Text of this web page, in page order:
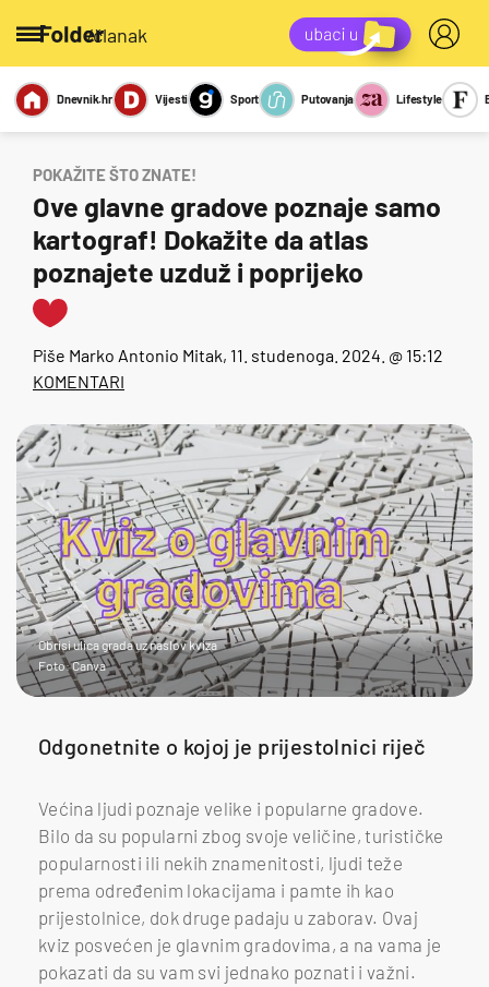
/članak
Miks Kviz
Report
Sexy
Dnevnik.hr Vijesti Sport Putovanja Lifestyle
POKAŽITE ŠTO ZNATE!
Ove glavne gradove poznaje samo
kartograf! Dokažite da atlas
poznajete uzduž i poprijeko
Piše Marko Antonio Mitak, 11. studenoga. 2024. @ 15:12
KOMENTARI
Obrisi ulica grada uz naslov kviza
Foto: Canva
Odgonetnite o kojoj je prijestolnici riječ
Većina ljudi poznaje velike i popularne gradove.
Bilo da su popularni zbog svoje veličine, turističke
popularnosti ili nekih znamenitosti, ljudi teže
prema određenim lokacijama i pamte ih kao
prijestolnice, dok druge padaju u zaborav. Ovaj
kviz posvećen je glavnim gradovima, a na vama je
pokazati da su vam svi jednako poznati i važni.